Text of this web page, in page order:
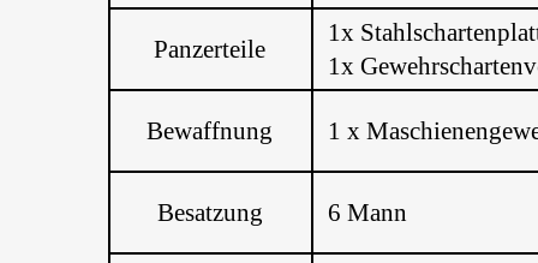
Panzerteile
1x
1x
Bewaffnung 1 x
Besatzung 6 Mann